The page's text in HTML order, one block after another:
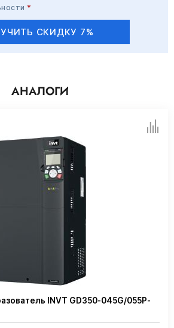
*
СКИДКУ 7%
АНАЛОГИ
INVT GD350-045G/055P-